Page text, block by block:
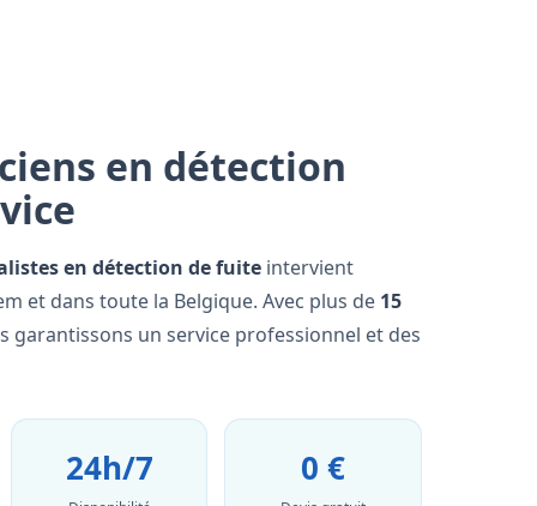
en détection
en détection de fuite intervient
et dans toute la Belgique. Avec plus de 15
garantissons un service professionnel et des
24h/7 0 €